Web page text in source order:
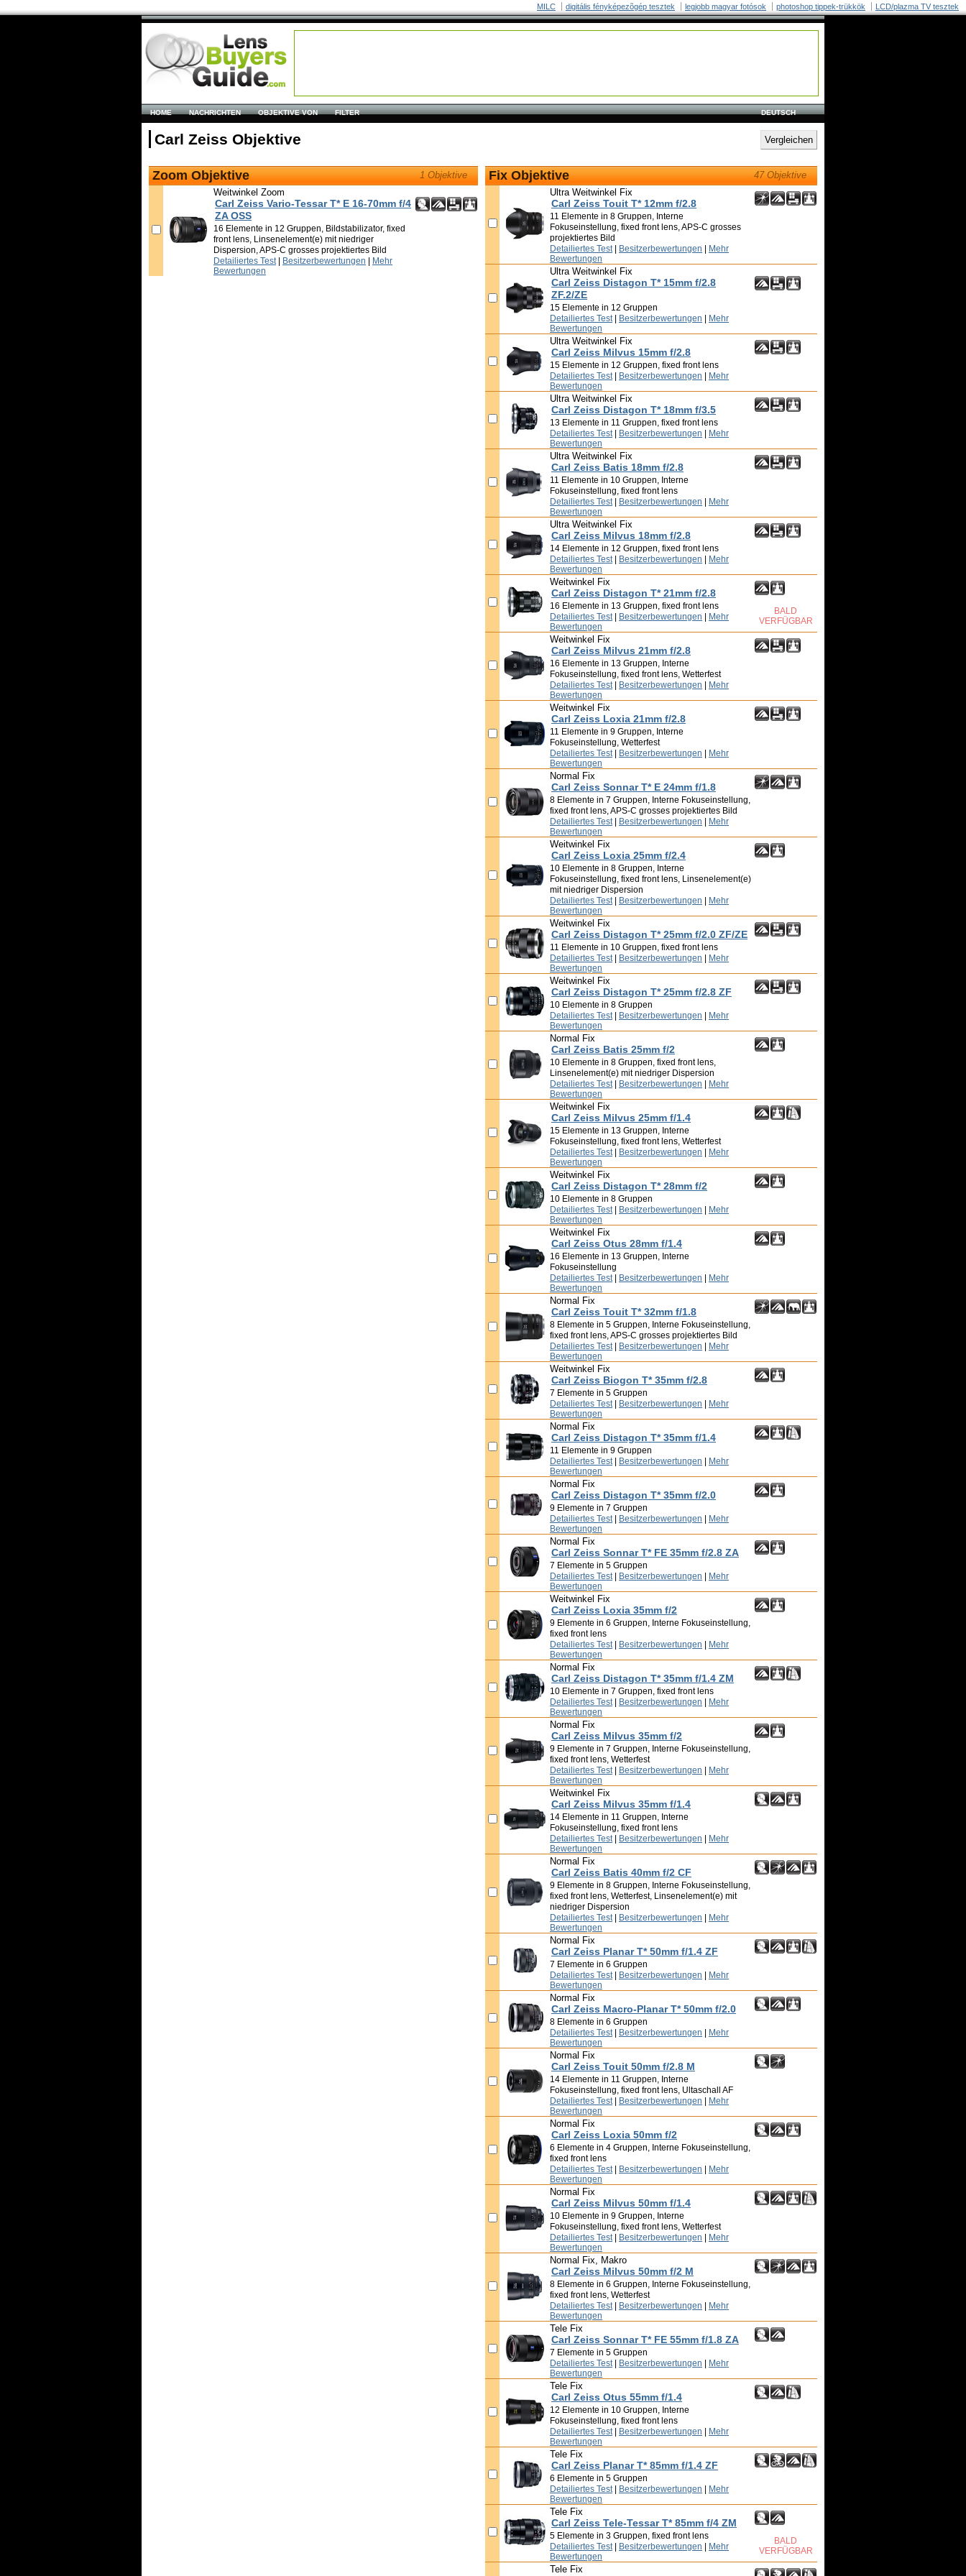
MILC digitális fényképezõgép tesztek legjobb magyar fotósok photoshop tippek-trükkök LCD/plazma TV tesztek
DEUTSCH
HOME NACHRICHTEN OBJEKTIVE VON FILTER
Carl Zeiss Objektive
1 Objektive
Zoom Objektive
Weitwinkel Zoom
Carl Zeiss Vario-Tessar T* E 16-70mm f/4
ZA OSS
16 Elemente in 12 Gruppen, Bildstabilizator, fixed
front lens, Linsenelement(e) mit niedriger
Dispersion, APS-C grosses projektiertes Bild
Detailiertes Test Besitzerbewertungen
Mehr
Bewertungen
47 Objektive
Fix Objektive
Ultra Weitwinkel Fix
Carl Zeiss Touit T* 12mm f/2.8
11 Elemente in 8 Gruppen, Interne
Fokuseinstellung, fixed front lens, APS-C grosses
projektiertes Bild
Detailiertes Test Besitzerbewertungen
Mehr
Bewertungen
Ultra Weitwinkel Fix
Carl Zeiss Distagon T* 15mm f/2.8
ZF.2/ZE
15 Elemente in 12 Gruppen
Detailiertes Test Besitzerbewertungen
Mehr
Bewertungen
Ultra Weitwinkel Fix
Carl Zeiss Milvus 15mm f/2.8
15 Elemente in 12 Gruppen, fixed front lens
Detailiertes Test Besitzerbewertungen
Mehr
Bewertungen
Ultra Weitwinkel Fix
Carl Zeiss Distagon T* 18mm f/3.5
13 Elemente in 11 Gruppen, fixed front lens
Detailiertes Test Besitzerbewertungen
Mehr
Bewertungen
Ultra Weitwinkel Fix
Carl Zeiss Batis 18mm f/2.8
11 Elemente in 10 Gruppen, Interne
Fokuseinstellung, fixed front lens
Detailiertes Test Besitzerbewertungen
Mehr
Bewertungen
Ultra Weitwinkel Fix
Carl Zeiss Milvus 18mm f/2.8
14 Elemente in 12 Gruppen, fixed front lens
Detailiertes Test Besitzerbewertungen
Mehr
Bewertungen
Weitwinkel Fix
Carl Zeiss Distagon T* 21mm f/2.8
16 Elemente in 13 Gruppen, fixed front lens
BALD
VERFÜGBAR
Detailiertes Test Besitzerbewertungen
Mehr
Bewertungen
Weitwinkel Fix
Carl Zeiss Milvus 21mm f/2.8
16 Elemente in 13 Gruppen, Interne
Fokuseinstellung, fixed front lens, Wetterfest
Detailiertes Test Besitzerbewertungen
Mehr
Bewertungen
Weitwinkel Fix
Carl Zeiss Loxia 21mm f/2.8
11 Elemente in 9 Gruppen, Interne
Fokuseinstellung, Wetterfest
Detailiertes Test Besitzerbewertungen
Mehr
Bewertungen
Normal Fix
Carl Zeiss Sonnar T* E 24mm f/1.8
8 Elemente in 7 Gruppen, Interne Fokuseinstellung,
fixed front lens, APS-C grosses projektiertes Bild
Detailiertes Test Besitzerbewertungen
Mehr
Bewertungen
Weitwinkel Fix
Carl Zeiss Loxia 25mm f/2.4
10 Elemente in 8 Gruppen, Interne
Fokuseinstellung, fixed front lens, Linsenelement(e)
mit niedriger Dispersion
Detailiertes Test Besitzerbewertungen
Mehr
Bewertungen
Weitwinkel Fix
Carl Zeiss Distagon T* 25mm f/2.0 ZF/ZE
11 Elemente in 10 Gruppen, fixed front lens
Detailiertes Test Besitzerbewertungen
Mehr
Bewertungen
Weitwinkel Fix
Carl Zeiss Distagon T* 25mm f/2.8 ZF
10 Elemente in 8 Gruppen
Detailiertes Test Besitzerbewertungen
Mehr
Bewertungen
Normal Fix
Carl Zeiss Batis 25mm f/2
10 Elemente in 8 Gruppen, fixed front lens,
Linsenelement(e) mit niedriger Dispersion
Detailiertes Test Besitzerbewertungen
Mehr
Bewertungen
Weitwinkel Fix
Carl Zeiss Milvus 25mm f/1.4
15 Elemente in 13 Gruppen, Interne
Fokuseinstellung, fixed front lens, Wetterfest
Detailiertes Test Besitzerbewertungen
Mehr
Bewertungen
Weitwinkel Fix
Carl Zeiss Distagon T* 28mm f/2
10 Elemente in 8 Gruppen
Detailiertes Test Besitzerbewertungen
Mehr
Bewertungen
Weitwinkel Fix
Carl Zeiss Otus 28mm f/1.4
16 Elemente in 13 Gruppen, Interne
Fokuseinstellung
Detailiertes Test Besitzerbewertungen
Mehr
Bewertungen
Normal Fix
Carl Zeiss Touit T* 32mm f/1.8
8 Elemente in 5 Gruppen, Interne Fokuseinstellung,
fixed front lens, APS-C grosses projektiertes Bild
Detailiertes Test Besitzerbewertungen
Mehr
Bewertungen
Weitwinkel Fix
Carl Zeiss Biogon T* 35mm f/2.8
7 Elemente in 5 Gruppen
Detailiertes Test Besitzerbewertungen
Mehr
Bewertungen
Normal Fix
Carl Zeiss Distagon T* 35mm f/1.4
11 Elemente in 9 Gruppen
Detailiertes Test Besitzerbewertungen
Mehr
Bewertungen
Normal Fix
Carl Zeiss Distagon T* 35mm f/2.0
9 Elemente in 7 Gruppen
Detailiertes Test Besitzerbewertungen
Mehr
Bewertungen
Normal Fix
Carl Zeiss Sonnar T* FE 35mm f/2.8 ZA
7 Elemente in 5 Gruppen
Detailiertes Test Besitzerbewertungen
Mehr
Bewertungen
Weitwinkel Fix
Carl Zeiss Loxia 35mm f/2
9 Elemente in 6 Gruppen, Interne Fokuseinstellung,
fixed front lens
Detailiertes Test Besitzerbewertungen
Mehr
Bewertungen
Normal Fix
Carl Zeiss Distagon T* 35mm f/1.4 ZM
10 Elemente in 7 Gruppen, fixed front lens
Detailiertes Test Besitzerbewertungen
Mehr
Bewertungen
Normal Fix
Carl Zeiss Milvus 35mm f/2
9 Elemente in 7 Gruppen, Interne Fokuseinstellung,
fixed front lens, Wetterfest
Detailiertes Test Besitzerbewertungen
Mehr
Bewertungen
Weitwinkel Fix
Carl Zeiss Milvus 35mm f/1.4
14 Elemente in 11 Gruppen, Interne
Fokuseinstellung, fixed front lens
Detailiertes Test Besitzerbewertungen
Mehr
Bewertungen
Normal Fix
Carl Zeiss Batis 40mm f/2 CF
9 Elemente in 8 Gruppen, Interne Fokuseinstellung,
fixed front lens, Wetterfest, Linsenelement(e) mit
niedriger Dispersion
Detailiertes Test Besitzerbewertungen
Mehr
Bewertungen
Normal Fix
Carl Zeiss Planar T* 50mm f/1.4 ZF
7 Elemente in 6 Gruppen
Detailiertes Test Besitzerbewertungen
Mehr
Bewertungen
Normal Fix
Carl Zeiss Macro-Planar T* 50mm f/2.0
8 Elemente in 6 Gruppen
Detailiertes Test Besitzerbewertungen
Mehr
Bewertungen
Normal Fix
Carl Zeiss Touit 50mm f/2.8 M
14 Elemente in 11 Gruppen, Interne
Fokuseinstellung, fixed front lens, Ultaschall AF
Detailiertes Test Besitzerbewertungen
Mehr
Bewertungen
Normal Fix
Carl Zeiss Loxia 50mm f/2
6 Elemente in 4 Gruppen, Interne Fokuseinstellung,
fixed front lens
Detailiertes Test Besitzerbewertungen
Mehr
Bewertungen
Normal Fix
Carl Zeiss Milvus 50mm f/1.4
10 Elemente in 9 Gruppen, Interne
Fokuseinstellung, fixed front lens, Wetterfest
Detailiertes Test Besitzerbewertungen
Mehr
Bewertungen
Normal Fix, Makro
Carl Zeiss Milvus 50mm f/2 M
8 Elemente in 6 Gruppen, Interne Fokuseinstellung,
fixed front lens, Wetterfest
Detailiertes Test Besitzerbewertungen
Mehr
Bewertungen
Tele Fix
Carl Zeiss Sonnar T* FE 55mm f/1.8 ZA
7 Elemente in 5 Gruppen
Detailiertes Test Besitzerbewertungen
Mehr
Bewertungen
Tele Fix
Carl Zeiss Otus 55mm f/1.4
12 Elemente in 10 Gruppen, Interne
Fokuseinstellung, fixed front lens
Detailiertes Test Besitzerbewertungen
Mehr
Bewertungen
Tele Fix
Carl Zeiss Planar T* 85mm f/1.4 ZF
6 Elemente in 5 Gruppen
Detailiertes Test Besitzerbewertungen
Mehr
Bewertungen
Tele Fix
Carl Zeiss Tele-Tessar T* 85mm f/4 ZM
5 Elemente in 3 Gruppen, fixed front lens
BALD
VERFÜGBAR
Detailiertes Test Besitzerbewertungen
Mehr
Bewertungen
Tele Fix